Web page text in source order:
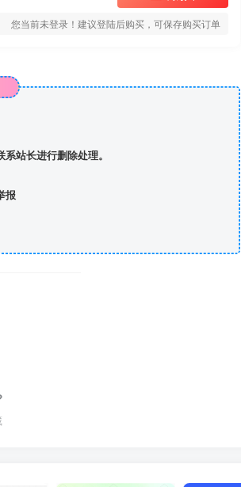
您当前未登录！建议登陆后购买，可保存购买订单
站长进行删除处理。
报